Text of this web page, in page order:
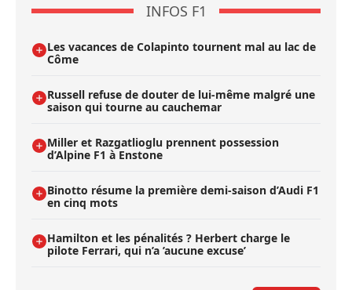
INFOS F1
Les vacances de Colapinto tournent mal au lac de
Côme
Russell refuse de douter de lui-même malgré une
saison qui tourne au cauchemar
Miller et Razgatlioglu prennent possession
d’Alpine F1 à Enstone
Binotto résume la première demi-saison d’Audi F1
en cinq mots
Hamilton et les pénalités ? Herbert charge le
pilote Ferrari, qui n’a ’aucune excuse’